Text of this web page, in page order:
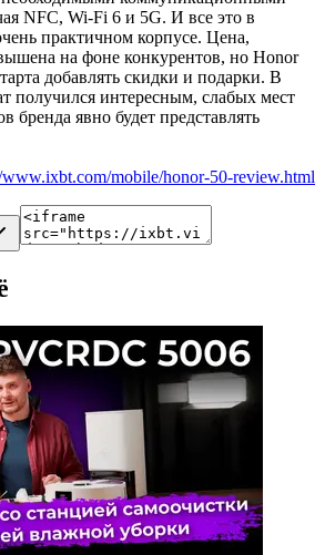
NFC, Wi-Fi 6 и 5G. И все это в
практичном корпусе. Цена,
на фоне конкурентов, но Honor
добавлять скидки и подарки. В
получился интересным, слабых мест
бренда явно будет представлять
www.ixbt.com/mobile/honor-50-review.html